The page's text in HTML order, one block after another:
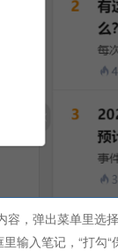
，弹出菜单里选
输入笔记，“打勾“